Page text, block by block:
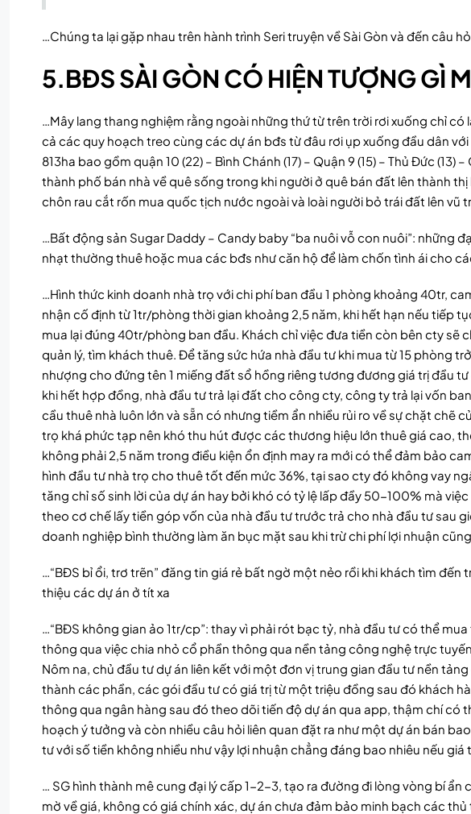
…Chúng ta lại gặp nhau trên hành trình Seri truyện về Sài Gòn và đến câu
5.BĐS SÀI GÒN CÓ HIỆN TƯỢNG GÌ
…Mây lang thang nghiệm rằng ngoài những thứ từ trên trời rơi xuống chỉ
cả các quy hoạch treo cùng các dự án bđs từ đâu rơi ụp xuống đầu dân
813ha bao gồm quận 10 (22) – Bình Chánh (17) – Quận 9 (15) – Thủ Đức (13)
thành phố bán nhà về quê sống trong khi người ở quê bán đất lên thành
chôn rau cắt rốn mua quốc tịch nước ngoài và loài người bỏ trái đất lên vũ
…Bất động sản Sugar Daddy – Candy baby “ba nuôi vỗ con nuôi”: những
nhạt thường thuê hoặc mua các bđs như căn hộ để làm chốn tình ái cho
…Hình thức kinh doanh nhà trọ với chi phí ban đầu 1 phòng khoảng 40tr,
nhận cố định từ 1tr/phòng thời gian khoảng 2,5 năm, khi hết hạn nếu tiếp
mua lại đúng 40tr/phòng ban đầu. Khách chỉ việc đưa tiền còn bên cty sẽ
quản lý, tìm khách thuê. Để tăng sức hứa nhà đầu tư khi mua từ 15 phòng
nhượng cho đứng tên 1 miếng đất sổ hồng riêng tương đương giá trị đầu
khi hết hợp đồng, nhà đầu tư trả lại đất cho công cty, công ty trả lại vốn
cầu thuê nhà luôn lớn và sẵn có nhưng tiềm ẩn nhiều rủi ro về sự chặt chẽ
trọ khá phức tạp nên khó thu hút được các thương hiệu lớn thuê giá cao,
không phải 2,5 năm trong điều kiện ổn định may ra mới có thể đảm bảo
hình đầu tư nhà trọ cho thuê tốt đến mức 36%, tại sao cty đó không vay
tăng chỉ số sinh lời của dự án hay bởi khó có tỷ lệ lấp đầy 50-100% mà
theo cơ chế lấy tiền góp vốn của nhà đầu tư trước trả cho nhà đầu tư sau
doanh nghiệp bình thường làm ăn bục mặt sau khi trừ chi phí lợi nhuận
…“BĐS bỉ ổi, trơ trẽn” đăng tin giá rẻ bất ngờ một nẻo rồi khi khách tìm
thiệu các dự án ở tít xa
…“BĐS không gian ảo 1tr/cp”: thay vì phải rót bạc tỷ, nhà đầu tư có thể
thông qua việc chia nhỏ cổ phần thông qua nền tảng công nghệ trực
Nôm na, chủ đầu tư dự án liên kết với một đơn vị trung gian đầu tư nền
thành các phần, các gói đầu tư có giá trị từ một triệu đồng sau đó khách
thông qua ngân hàng sau đó theo dõi tiến độ dự án qua app, thậm chí có
hoạch ý tưởng và còn nhiều câu hỏi liên quan đặt ra như một dự án bán
tư với số tiền không nhiều như vậy lợi nhuận chẳng đáng bao nhiêu nếu giá
… SG hình thành mê cung đại lý cấp 1-2-3, tạo ra đường đi lòng vòng bí
mờ về giá, không có giá chính xác, dự án chưa đảm bảo minh bạch các